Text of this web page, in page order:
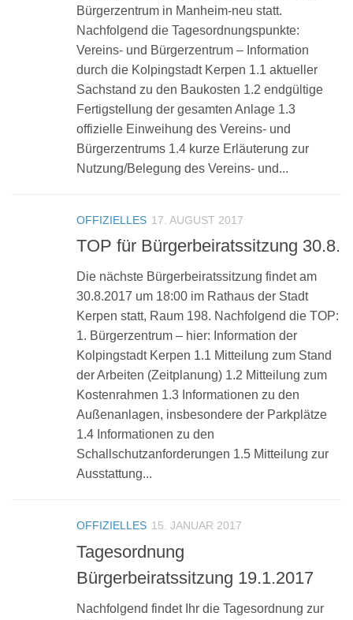
Bürgerzentrum in Manheim-neu statt.
Nachfolgend die Tagesordnungspunkte:
Vereins- und Bürgerzentrum – Information
durch die Kolpingstadt Kerpen 1.1 aktueller
Sachstand zu den Baukosten 1.2 endgültige
Fertigstellung der gesamten Anlage 1.3
offizielle Einweihung des Vereins- und
Bürgerzentrums 1.4 kurze Erläuterung zur
Nutzung/Belegung des Vereins- und...
OFFIZIELLES 17. AUGUST 2017
TOP für Bürgerbeiratssitzung 30.8.
Die nächste Bürgerbeiratssitzung findet am
30.8.2017 um 18:00 im Rathaus der Stadt
Kerpen statt, Raum 198. Nachfolgend die TOP:
1. Bürgerzentrum – hier: Information der
Kolpingstadt Kerpen 1.1 Mitteilung zum Stand
der Arbeiten (Zeitplanung) 1.2 Mitteilung zum
Kostenrahmen 1.3 Informationen zu den
Außenanlagen, insbesondere der Parkplätze
1.4 Informationen zu den
Schallschutzanforderungen 1.5 Mitteilung zur
Ausstattung...
OFFIZIELLES 15. JANUAR 2017
Tagesordnung
Bürgerbeiratssitzung 19.1.2017
Nachfolgend findet Ihr die Tagesordnung zur